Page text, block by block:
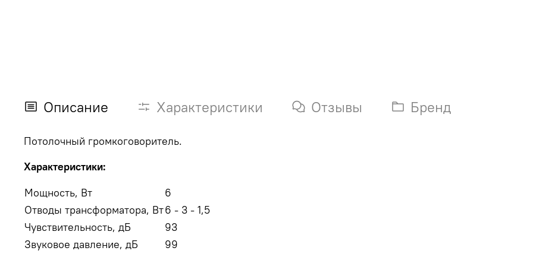
Описание Характеристики Отзывы Бренд
Потолочный громкоговоритель.
Характеристики:
Мощность, Вт
6
Отводы трансформатора, Вт6 - 3 - 1,5
Чувствительность, дБ
93
Звуковое давление, дБ
99